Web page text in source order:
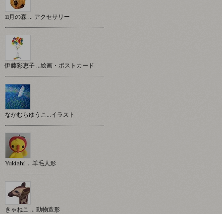
11月の森 … アクセサリー
伊藤彩恵子 …絵画・ポストカード
なかむらゆうこ…イラスト
Yukiahi … 羊毛人形
きゃねこ … 動物造形